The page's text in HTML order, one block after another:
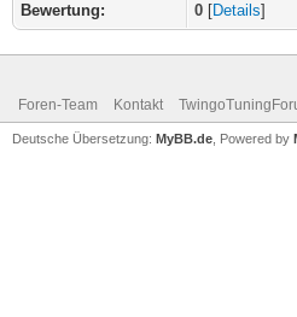
Bewertung: 0 [Details]
Foren-Team Kontakt
Deutsche Übersetzung: MyBB.de , Powered by